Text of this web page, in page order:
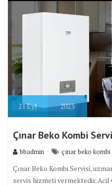
21Eyl 2023
Çınar Beko Kombi
bbadmin çınar beko
Çınar Beko Kombi Servisi,
servis hizmeti vermektedir. Acil